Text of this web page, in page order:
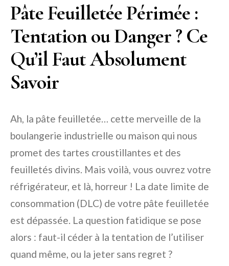
Pâte Feuilletée Périmée :
Tentation ou Danger ? Ce
Qu’il Faut Absolument
Savoir
Ah, la pâte feuilletée… cette merveille de la
boulangerie industrielle ou maison qui nous
promet des tartes croustillantes et des
feuilletés divins. Mais voilà, vous ouvrez votre
réfrigérateur, et là, horreur ! La date limite de
consommation (DLC) de votre pâte feuilletée
est dépassée. La question fatidique se pose
alors : faut-il céder à la tentation de l’utiliser
quand même, ou la jeter sans regret ?